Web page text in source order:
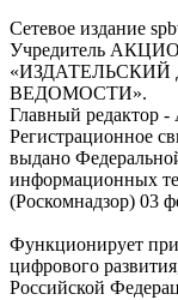
Сетевое издание
Учредитель
«ИЗДАТЕЛЬСКИЙ
ВЕДОМОСТИ».
Главный редактор
Регистрационное
выдано
информационных
(Роскомнадзор) 03
Функционирует
цифрового
Российской